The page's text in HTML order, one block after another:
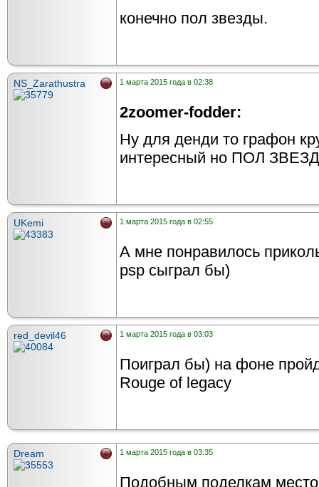
конечно пол звезды.
NS_Zarathustra 1 марта 2015 года в 02:38
2zoomer-fodder:
Ну для денди то графон
интересный но ПОЛ
UKemi 1 марта 2015 года в 02:55
А мне понравилось
psp сыграл бы)
red_devil46 1 марта 2015 года в 03:03
Поиграл бы) на фоне
Rouge of legacy
Dream 1 марта 2015 года в 03:35
Подобным поделкам